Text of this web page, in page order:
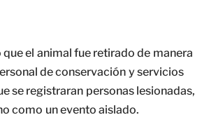
el animal fue retirado de manera
de conservación y servicios
se registraran personas lesionadas,
como un evento aislado.